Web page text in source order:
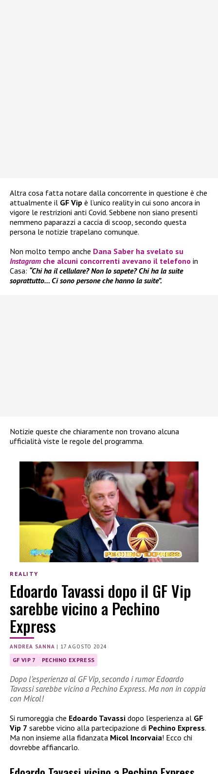
Altra cosa fatta notare dalla concorrente in questione è che
attualmente il GF Vip è l’unico reality in cui sono ancora in
vigore le restrizioni anti Covid. Sebbene non siano presenti
nemmeno paparazzi a caccia di scoop, secondo questa
persona le notizie trapelano comunque.
Non molto tempo anche Dana Saber ha svelato su
Instagram che alcuni concorrenti avevano il telefono in
Casa: “Chi ha il cellulare? Non lo sapete? Chi ha la suite
soprattutto… Ci sono persone che hanno la suite”.
Notizie queste che chiaramente non trovano alcuna
ufficialità viste le regole del programma.
REALITY
Edoardo Tavassi dopo il GF Vip
sarebbe vicino a Pechino
Express
ANDREA SANNA | 17 AGOSTO 2024
GF VIP 7 PECHINO EXPRESS
Dopo l’esperienza al GF Vip, secondo i rumor Edoardo
Tavassi sarebbe vicino a Pechino Express. Ma non in coppia
con Micol!
Si rumoreggia che Edoardo Tavassi dopo l’esperienza al GF
Vip 7 sarebbe vicino alla partecipazione di Pechino Express.
Ma non insieme alla fidanzata Micol Incorvaia! Ecco chi
dovrebbe affiancarlo.